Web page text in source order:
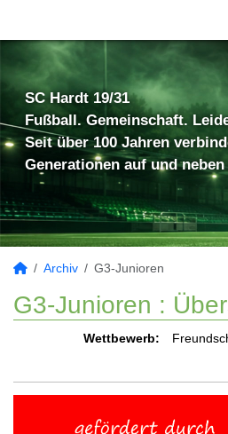
SC Hardt 19/31
Fußball. Gemeinschaft.
Seit über 100 Jahren
Generationen auf und
Archiv G3-Junioren
G3-Junioren :
Wettbewerb: